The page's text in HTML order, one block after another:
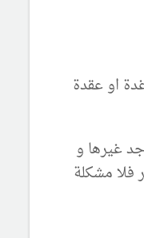
او عقدة
غيرها و
فلا مشكلة